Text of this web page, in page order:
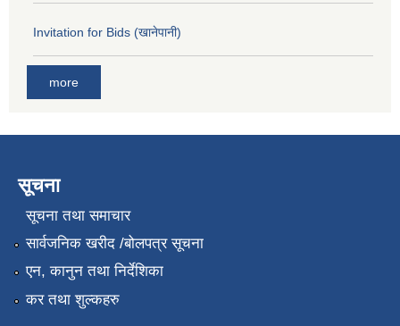
Invitation for Bids (खानेपानी)
more
सूचना
सूचना तथा समाचार
सार्वजनिक खरीद /बोलपत्र सूचना
एन, कानुन तथा निर्देशिका
कर तथा शुल्कहरु